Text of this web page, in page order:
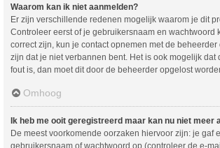
Waarom kan ik niet aanmelden?
Er zijn verschillende redenen mogelijk waarom je dit
Controleer eerst of je gebruikersnaam en wachtwoord
correct zijn, kun je contact opnemen met de beheerder
zijn dat je niet verbannen bent. Het is ook mogelijk dat
fout is, dan moet dit door de beheerder opgelost
Omhoog
Ik heb me ooit geregistreerd maar kan nu niet meer
De meest voorkomende oorzaken hiervoor zijn: je gaf
gebruikersnaam of wachtwoord op (controleer de e-